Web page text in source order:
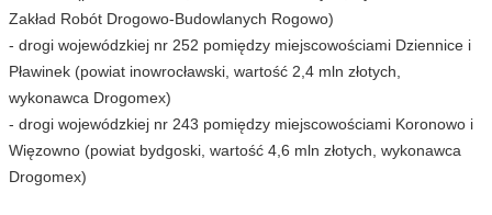
Zakład Robót Drogowo-Budowlanych Rogowo)
- drogi wojewódzkiej nr 252 pomiędzy miejscowościami Dziennice i
Pławinek (powiat inowrocławski, wartość 2,4 mln złotych,
wykonawca Drogomex)
- drogi wojewódzkiej nr 243 pomiędzy miejscowościami Koronowo i
Więzowno (powiat bydgoski, wartość 4,6 mln złotych, wykonawca
Drogomex)